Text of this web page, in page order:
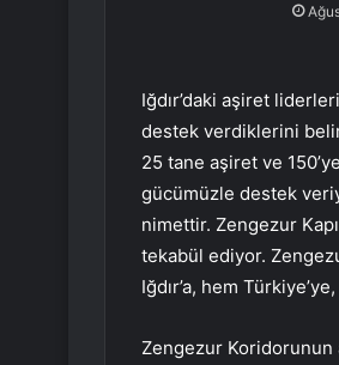
Iğdır’daki aşiret
destek verdiklerini
25 tane aşiret ve
gücümüzle destek
nimettir. Zengezur
tekabül ediyor.
Iğdır’a, hem
Zengezur Koridorunun